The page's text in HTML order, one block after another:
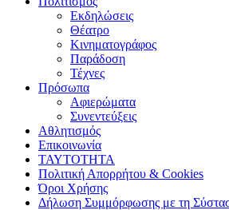
Εκδηλώσεις
Θέατρο
Κινηματογράφος
Παράδοση
Τέχνες
Πρόσωπα
Αφιερώματα
Συνεντεύξεις
Αθλητισμός
Επικοινωνία
ΤΑΥΤΟΤΗΤΑ
Πολιτική Απορρήτου & Cookies
Όροι Χρήσης
Δήλωση Συμμόρφωσης με τη